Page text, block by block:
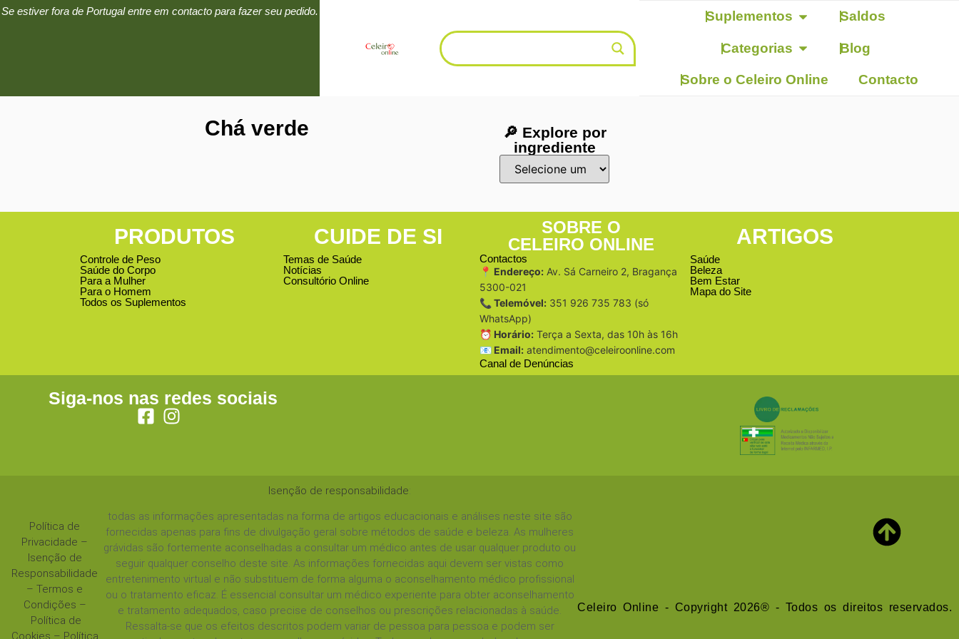
Se estiver fora de Portugal entre em contacto para fazer seu pedido. Suplementos Saldos
Categorias Blog
Sobre o Celeiro Online Contacto
Chá verde
🔎 Explore por
ingrediente
PRODUTOS
Controle de Peso
Saúde do Corpo
Para a Mulher
Para o Homem
Todos os Suplementos
CUIDE DE SI
Temas de Saúde
Notícias
Consultório Online
SOBRE O
CELEIRO ONLINE
Contactos
📍 Endereço: Av. Sá Carneiro 2, Bragança
5300-021
📞 Telemóvel: 351 926 735 783 (só
WhatsApp)
⏰ Horário: Terça a Sexta, das 10h às 16h
📧 Email: atendimento@celeiroonline.com
Canal de Denúncias
ARTIGOS
Saúde
Beleza
Bem Estar
Mapa do Site
Siga-nos nas redes sociais
Política de
Privacidade –
Isenção de
Responsabilidade
–Termos e
Condições –
Política de
Cookies – Política
Isenção de responsabilidade:
todas as informações apresentadas na forma de artigos educacionais e análises neste site são
fornecidas apenas para fins de divulgação geral sobre métodos de saúde e beleza. As mulheres
grávidas são fortemente aconselhadas a consultar um médico antes de usar qualquer produto ou
seguir qualquer conselho deste site. As informações fornecidas aqui devem ser vistas como
entretenimento virtual e não substituem de forma alguma o aconselhamento médico profissional
ou o tratamento eficaz. É essencial consultar um médico experiente para obter aconselhamento
e tratamento adequados, caso precise de conselhos ou prescrições relacionadas à saúde.
Ressalta-se que os efeitos descritos podem variar de pessoa para pessoa e podem ser
Celeiro Online - Copyright 2026® - Todos os direitos reservados.